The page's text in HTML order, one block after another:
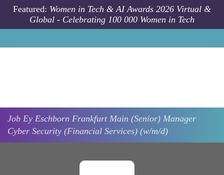
Skip to main content
Featured: Women in Tech & AI Awards 2026 Virtual &
Global - Celebrating 100 000 Women in Tech
Job Ey Eschborn Frankfurt Main (Senior) Manager
Cyber Security (Financial Services) (w/m/d)